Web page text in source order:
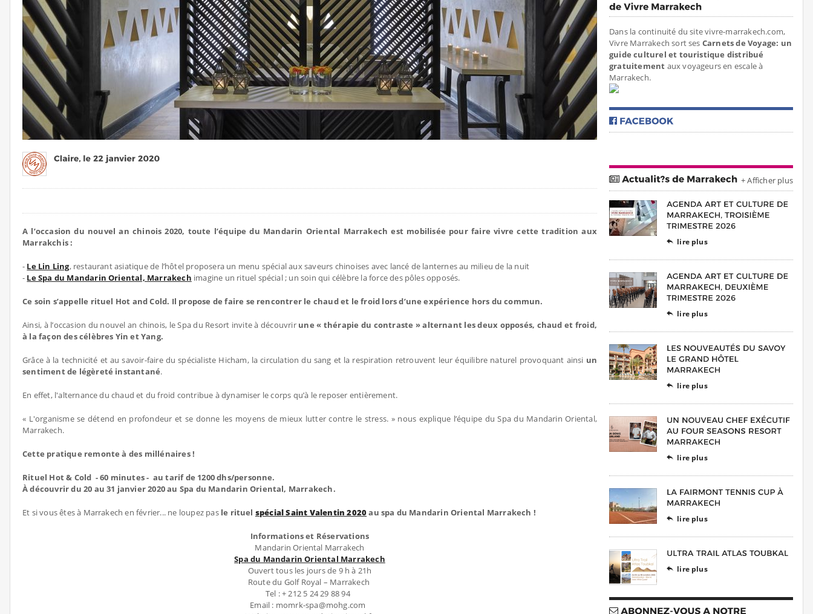
A l’occasion du nouvel an chinois 2020, toute l’équipe du Mandarin Oriental Marrakech est mobilisée pour faire vivre cette tradition aux
Marrakchis :
- Le Lin Ling, restaurant asiatique de l’hôtel proposera un menu spécial aux saveurs chinoises avec lancé de lanternes au milieu de la nuit
- Le Spa du Mandarin Oriental, Marrakech imagine un rituel spécial ; un soin qui célèbre la force des pôles opposés.
Ce soin s’appelle rituel Hot and Cold. Il propose de faire se rencontrer le chaud et le froid lors d’une expérience hors du commun.
Ainsi, à l’occasion du nouvel an chinois, le Spa du Resort invite à découvrir une « thérapie du contraste » alternant les deux opposés, chaud et froid,
à la façon des célèbres Yin et Yang.
Grâce à la technicité et au savoir-faire du spécialiste Hicham, la circulation du sang et la respiration retrouvent leur équilibre naturel provoquant ainsi un
sentiment de légèreté instantané.
En effet, l'alternance du chaud et du froid contribue à dynamiser le corps qu’à le reposer entièrement.
« L'organisme se détend en profondeur et se donne les moyens de mieux lutter contre le stress. » nous explique l’équipe du Spa du Mandarin Oriental,
Marrakech.
Cette pratique remonte à des millénaires !
Rituel Hot & Cold - 60 minutes - au tarif de 1200 dhs/personne.
À découvrir du 20 au 31 janvier 2020 au Spa du Mandarin Oriental, Marrakech.
Et si vous êtes à Marrakech en février... ne loupez pas le rituel spécial Saint Valentin 2020au spa du Mandarin Oriental Marrakech !
Informations et Réservations
Mandarin Oriental Marrakech
Spa du Mandarin Oriental Marrakech
Ouvert tous les jours de 9 h à 21h
Route du Golf Royal – Marrakech
Tel : + 212 5 24 29 88 94
Email : momrk-spa@mohg.com
Dans la continuité du site vivre-marrakech.com,
Vivre Marrakech sort ses Carnets de Voyage: un
guide culturel et touristique distribué
gratuitement aux voyageurs en escale à
Marrakech.
+ Afficher plus
 lire plus
 lire plus
 lire plus
 lire plus
 lire plus
 lire plus